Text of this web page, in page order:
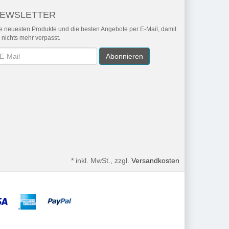
neuesten Produkte und die besten Angebote per E-Mail, damit
nichts mehr verpasst.
Abonnieren
* inkl. MwSt., zzgl. Versandkosten